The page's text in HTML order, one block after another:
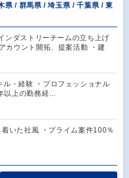
県 / 群馬県 / 埼玉県 / 千葉県 / 東
ンダストリーチームの立ち上げ
カウント開拓、提案活動 ・建
ル・経験 ・プロフェッショナル
以上の勤務経…
いた社風 ・プライム案件100％